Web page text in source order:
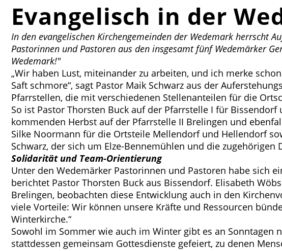
Evangelisch in der
In den evangelischen Kirchengemeinden der Wedemark herrscht
Pastorinnen und Pastoren aus den insgesamt fünf Wedemärker
Wedemark!"
„Wir haben Lust, miteinander zu arbeiten, und ich merke
Saft schmore“, sagt Pastor Maik Schwarz aus der
Pfarrstellen, die mit verschiedenen Stellenanteilen für die
So ist Pastor Thorsten Buck auf der Pfarrstelle I für
kommenden Herbst auf der Pfarrstelle II Brelingen und
Silke Noormann für die Ortsteile Mellendorf und Hellendorf
Schwarz, der sich um Elze-Bennemühlen und die
Solidarität und Team-Orientierung
Unter den Wedemärker Pastorinnen und Pastoren habe sich
berichtet Pastor Thorsten Buck aus Bissendorf. Elisabeth
Brelingen, beobachten diese Entwicklung auch in den
viele Vorteile: Wir können unsere Kräfte und Ressourcen
Winterkirche.“
Sowohl im Sommer wie auch im Winter gibt es an
stattdessen gemeinsam Gottesdienste gefeiert, zu denen